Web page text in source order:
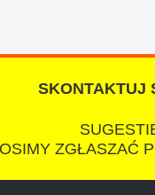
SKONTAKTUJ
ZGŁASZAĆ